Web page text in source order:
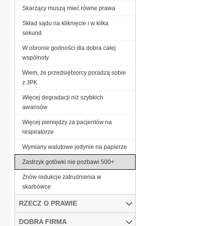
Skarżący muszą mieć równe prawa
Skład sądu na kliknięcie i w kilka
sekund
W obronie godności dla dobra całej
wspólnoty
Wiem, że przedsiębiorcy poradzą sobie
z JPK
Więcej degradacji niż szybkich
awansów
Więcej pieniędzy za pacjentów na
respiratorze
Wymiany walutowe jedynie na papierze
Zastrzyk gotówki nie pozbawi 500+
Znów redukcje zatrudnienia w
skarbówce
RZECZ O PRAWIE
DOBRA FIRMA